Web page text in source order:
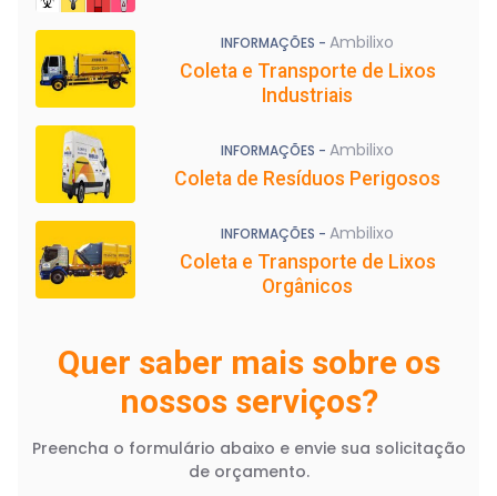
INFORMAÇÕES - Ambilixo
Coleta e Transporte de Lixos
Industriais
INFORMAÇÕES - Ambilixo
Coleta de Resíduos Perigosos
INFORMAÇÕES - Ambilixo
Coleta e Transporte de Lixos
Orgânicos
Quer saber mais sobre os
nossos serviços?
Preencha o formulário abaixo e envie sua solicitação
de orçamento.